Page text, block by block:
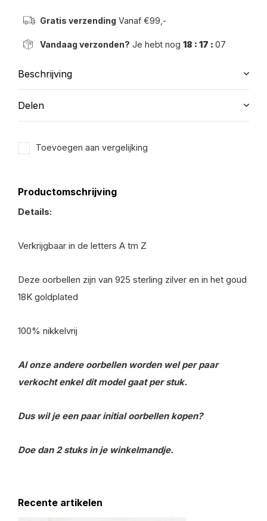
Gratis verzending Vanaf €99,-
Vandaag verzonden? Je hebt nog 18 : 17 : 07
Beschrijving
Delen
Toevoegen aan vergelijking
Productomschrijving
Details:
Verkrijgbaar in de letters A tm Z
Deze oorbellen zijn van 925 sterling zilver en in het goud
18K goldplated
100% nikkelvrij
Al onze andere oorbellen worden wel per paar
verkocht enkel dit model gaat per stuk.
Dus wil je een paar initial oorbellen kopen?
Doe dan 2 stuks in je winkelmandje.
Recente artikelen